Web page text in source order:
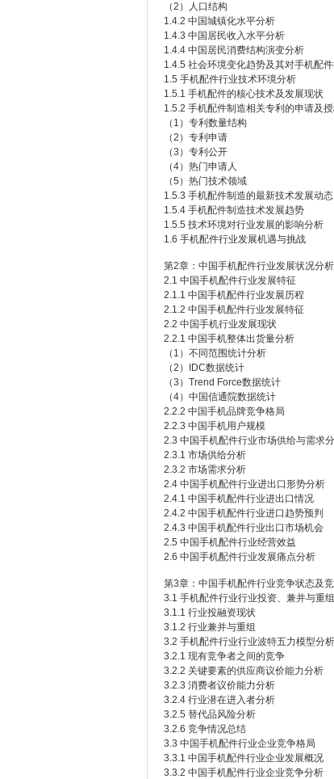
（2）人口结构
1.4.2 中国城镇化水平分析
1.4.3 中国居民收入水平分析
1.4.4 中国居民消费结构演变分析
1.4.5 社会环境变化趋势及其对手机配
1.5 手机配件行业技术环境分析
1.5.1 手机配件的核心技术及发展现状
1.5.2 手机配件制造相关专利的申请及
（1）专利数量结构
（2）专利申请
（3）专利公开
（4）热门申请人
（5）热门技术领域
1.5.3 手机配件制造的最新技术发展动态
1.5.4 手机配件制造技术发展趋势
1.5.5 技术环境对行业发展的影响分析
1.6 手机配件行业发展机遇与挑战
第2章：中国手机配件行业发展状况分析
2.1 中国手机配件行业发展特征
2.1.1 中国手机配件行业发展历程
2.1.2 中国手机配件行业发展特征
2.2 中国手机行业发展现状
2.2.1 中国手机整体出货量分析
（1）不同范围统计分析
（2）IDC数据统计
（3）Trend Force数据统计
（4）中国信通院数据统计
2.2.2 中国手机品牌竞争格局
2.2.3 中国手机用户规模
2.3 中国手机配件行业市场供给与需求
2.3.1 市场供给分析
2.3.2 市场需求分析
2.4 中国手机配件行业进出口形势分析
2.4.1 中国手机配件行业进出口情况
2.4.2 中国手机配件行业进口趋势预判
2.4.3 中国手机配件行业出口市场机会
2.5 中国手机配件行业经营效益
2.6 中国手机配件行业发展痛点分析
第3章：中国手机配件行业竞争状态及
3.1 手机配件行业行业投资、兼并与重
3.1.1 行业投融资现状
3.1.2 行业兼并与重组
3.2 手机配件行业行业波特五力模型分析
3.2.1 现有竞争者之间的竞争
3.2.2 关键要素的供应商议价能力分析
3.2.3 消费者议价能力分析
3.2.4 行业潜在进入者分析
3.2.5 替代品风险分析
3.2.6 竞争情况总结
3.3 中国手机配件行业企业竞争格局
3.3.1 中国手机配件行业企业发展概况
3.3.2 中国手机配件行业企业竞争分析